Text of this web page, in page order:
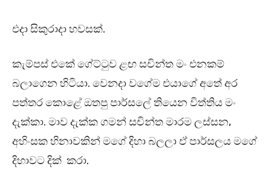
එදා සිකුරාදා හවසක්.
කැම්පස් එකේ ගේට්ටුව ළඟ සචින්ත මං එනකම්
බලාගෙන හිටියා. වෙනදා වගේම එයාගේ අතේ අර
පත්තර කොළේ ඔතපු පාර්සලේ තියෙන විත්තිය මං
දැක්කා. මාව දැක්ක ගමන් සචින්ත මාරම ලස්සන,
අහිංසක හිනාවකින් මගේ දිහා බලලා ඒ පාර්සලය මගේ
දිහාවට දික් කරා.